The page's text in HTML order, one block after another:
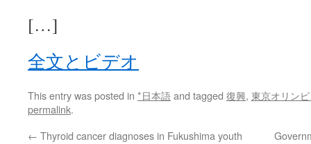
[…]
全文とビデオ
This entry was posted in *日本語and tagged 復興, 東京オリン
permalink.
← Thyroid cancer diagnoses in Fukushima youth